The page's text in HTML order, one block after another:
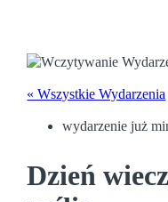
« Wszystkie Wydarzenia
wydarzenie już
Dzień